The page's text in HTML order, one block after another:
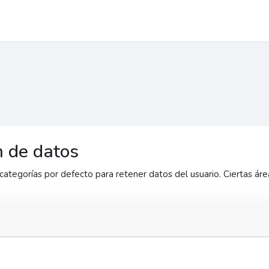
de datos
por defecto para retener datos del usuario. Ciertas